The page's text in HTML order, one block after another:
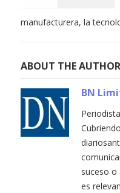
manufacturera, la
ABOUT THE AUTHOR
BN
suceso o
es